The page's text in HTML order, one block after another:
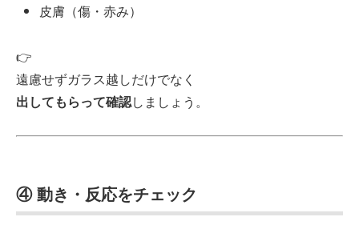
皮膚（傷・赤み）
👉
遠慮せずガラス越しだけでなく
出してもらって確認しましょう。
④ 動き・反応をチェック